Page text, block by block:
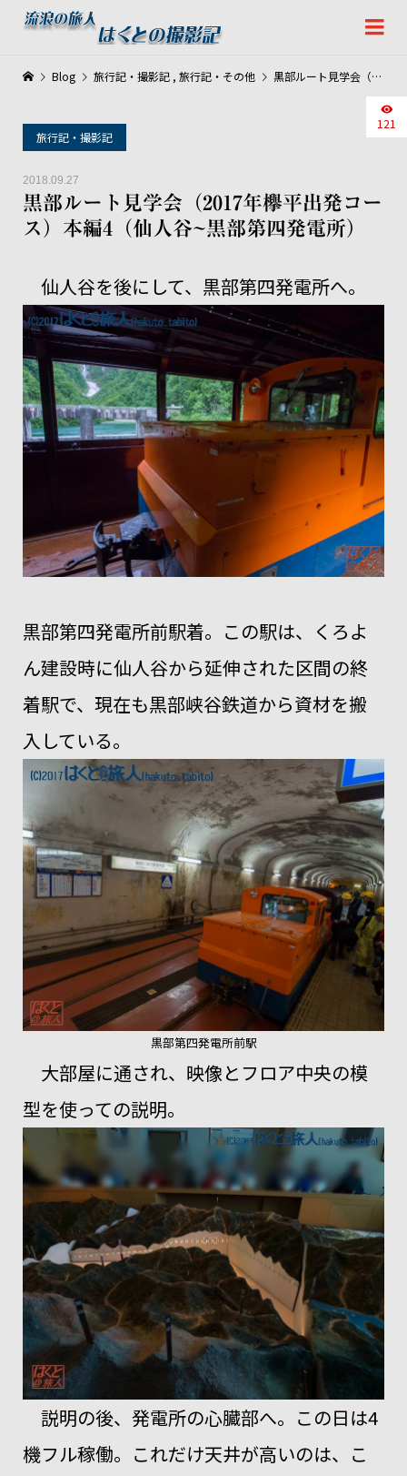
旅行記・撮影記
2018.09.27
黒部ルート見学会（2017年欅平出発コー
ス）本編4（仙人谷~黒部第四発電所）
121
Blog 旅行記・撮影記 , 旅行記・その他 黒部ルート見学会（2017年欅平出発コース）本編4（仙人谷~黒部第四発電所）
仙人谷を後にして、黒部第四発電所へ。
黒部第四発電所前駅着。この駅は、くろよ
ん建設時に仙人谷から延伸された区間の終
着駅で、現在も黒部峡谷鉄道から資材を搬
入している。
黒部第四発電所前駅
大部屋に通され、映像とフロア中央の模
型を使っての説明。
説明の後、発電所の心臓部へ。この日は4
機フル稼働。これだけ天井が高いのは、こ